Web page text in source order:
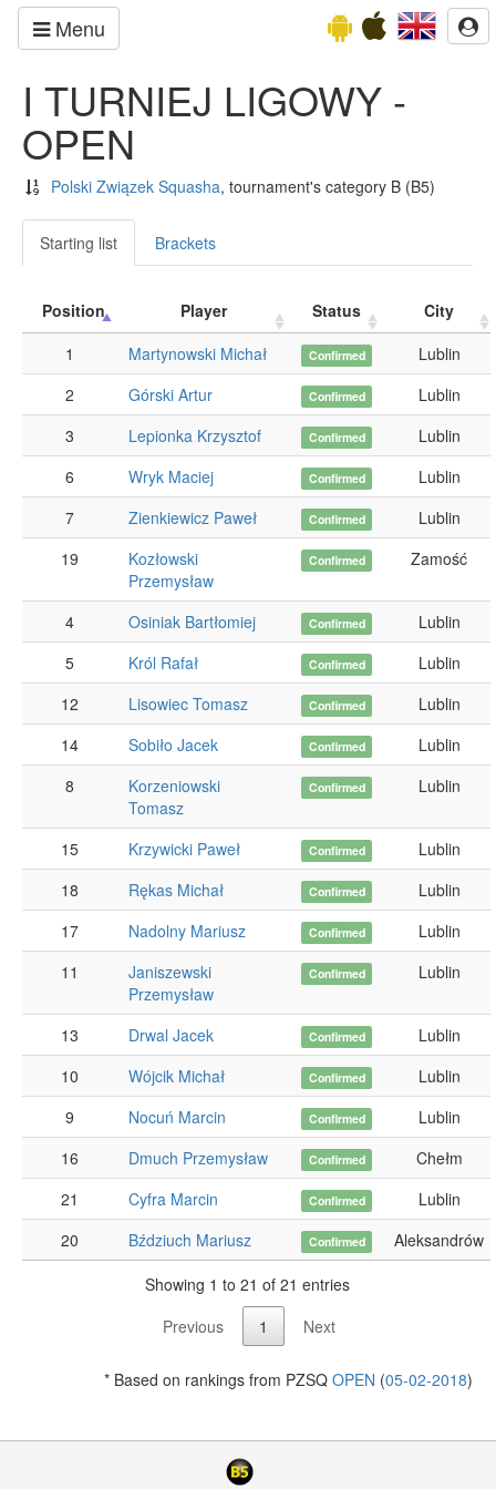
Menu
I TURNIEJ LIGOWY -
OPEN
Polski Związek Squasha, tournament's category B (B5)
Starting list Brackets
Position Player Status
City
1
Martynowski Michał Confirmed
Lublin
2
Górski Artur Confirmed
Lublin
3
Lepionka Krzysztof Confirmed
Lublin
6
Wryk Maciej Confirmed
Lublin
7
Zienkiewicz Paweł Confirmed
Lublin
19
Kozłowski
Przemysław
Confirmed Zamość
4 Osiniak Bartłomiej Confirmed
Lublin
5
Król Rafał Confirmed
Lublin
12
Lisowiec Tomasz Confirmed
Lublin
14
Sobiło Jacek Confirmed
Lublin
8
Korzeniowski
Tomasz
Confirmed Lublin
15 Krzywicki Paweł Confirmed
Lublin
18
Rękas Michał Confirmed
Lublin
17
Nadolny Mariusz Confirmed
Lublin
11
Janiszewski
Przemysław
Confirmed Lublin
13 Drwal Jacek Confirmed
Lublin
10
Wójcik Michał Confirmed
Lublin
9
Nocuń Marcin Confirmed
Lublin
16
Dmuch Przemysław Confirmed
Chełm
21
Cyfra Marcin Confirmed
Lublin
20
Bździuch Mariusz Confirmed
Aleksandrów
Showing 1 to 21 of 21 entries
Previous
1 Next
* Based on rankings from PZSQ OPEN (05-02-2018)